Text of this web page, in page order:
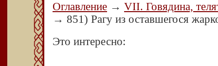
Оглавление → VII. Говядина,
→ 851) Рагу из оставшегося
Это интересно: